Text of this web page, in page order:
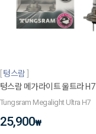
텅스람
텅스람 메가라이트 울트라 H7
Tungsram Megalight Ultra H7
25,900₩